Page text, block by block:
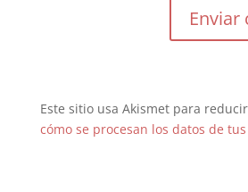
Este sitio usa Akismet para
cómo se procesan los datos de